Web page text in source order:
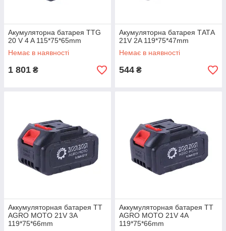
Акумуляторна батарея TTG
20 V 4 A 115*75*65mm
Немає в наявності
1 801 ₴
Акумуляторна батарея TАТА
21V 2A 119*75*47mm
Немає в наявності
544 ₴
Аккумуляторная батарея TT
AGRO MOTO 21V 3A
119*75*66mm
Аккумуляторная батарея TT
AGRO MOTO 21V 4A
119*75*66mm